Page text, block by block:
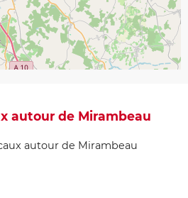
autour de Mirambeau
autour de Mirambeau